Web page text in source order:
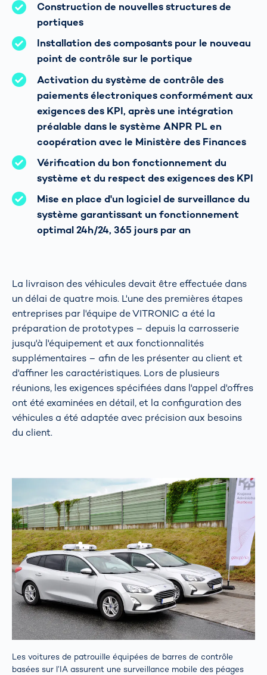
Construction de nouvelles structures de
portiques
Installation des composants pour le nouveau
point de contrôle sur le portique
Activation du système de contrôle des
paiements électroniques conformément aux
exigences des KPI, après une intégration
préalable dans le système ANPR PL en
coopération avec le Ministère des Finances
Vérification du bon fonctionnement du
système et du respect des exigences des KPI
Mise en place d'un logiciel de surveillance du
système garantissant un fonctionnement
optimal 24h/24, 365 jours par an
La livraison des véhicules devait être effectuée dans
un délai de quatre mois. L'une des premières étapes
entreprises par l'équipe de VITRONIC a été la
préparation de prototypes – depuis la carrosserie
jusqu'à l'équipement et aux fonctionnalités
supplémentaires – afin de les présenter au client et
d'affiner les caractéristiques. Lors de plusieurs
réunions, les exigences spécifiées dans l'appel d'offres
ont été examinées en détail, et la configuration des
véhicules a été adaptée avec précision aux besoins
du client.
Les voitures de patrouille équipées de barres de contrôle
basées sur l’IA assurent une surveillance mobile des péages